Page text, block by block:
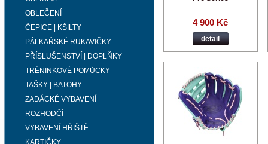
OBLEČENÍ
ČEPICE | KŠILTY
PÁLKAŘSKÉ RUKAVIČKY
PŘÍSLUŠENSTVÍ | DOPLŇKY
TRÉNINKOVÉ POMŮCKY
TAŠKY | BATOHY
ZADÁCKÉ VYBAVENÍ
ROZHODČÍ
VYBAVENÍ HŘIŠTĚ
KARTIČKY
4 900 Kč
detail